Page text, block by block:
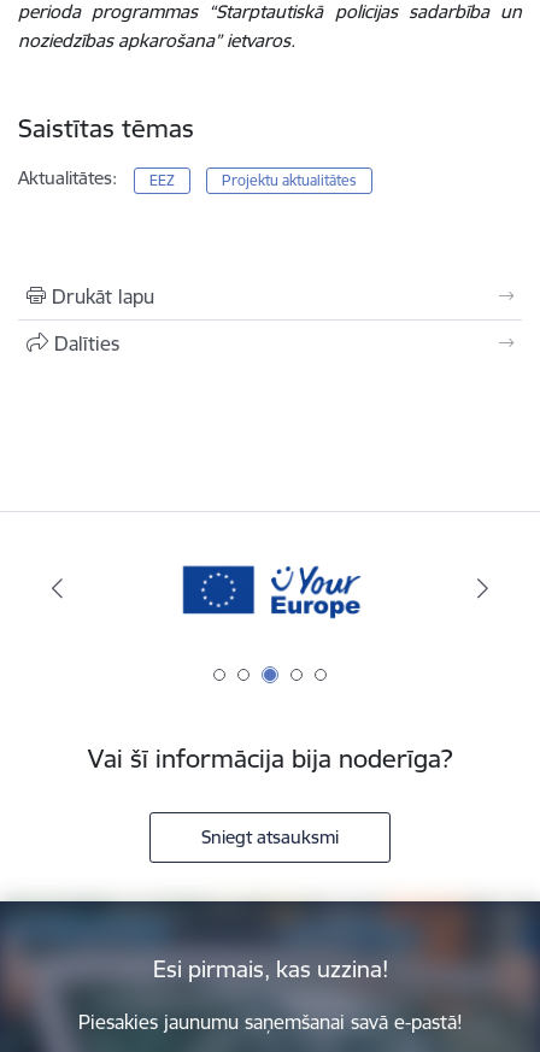
perioda programmas “Starptautiskā policijas sadarbība un
noziedzības apkarošana” ietvaros.
Saistītas tēmas
Aktualitātes: EEZ Projektu aktualitātes
Drukāt lapu
Dalīties
Vai šī informācija bija noderīga?
Sniegt atsauksmi
Esi pirmais, kas uzzina!
Piesakies jaunumu saņemšanai savā e-pastā!